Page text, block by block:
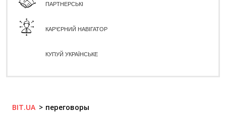
ПАРТНЕРСЬКІ
КАР'ЄРНИЙ НАВІГАТОР
КУПУЙ УКРАЇНСЬКЕ
BIT.UA переговоры